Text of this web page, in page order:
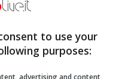
ovvero una
degli alcolici
nell’alcool e poi
la bevanda.
to use your
purposes:
advertising and content